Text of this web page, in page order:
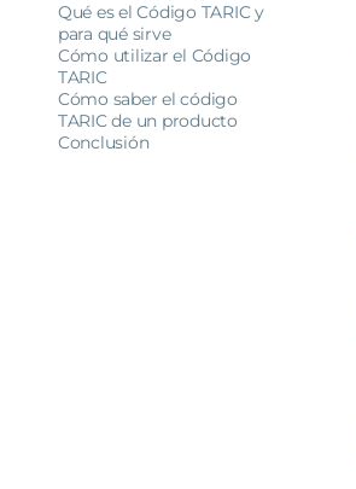
Qué es el Código TARIC y
para qué sirve
Cómo utilizar el Código
TARIC
Cómo saber el código
TARIC de un producto
Conclusión